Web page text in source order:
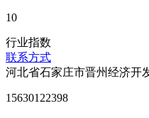
10
行业指数
联系方式
河北省石家庄市晋州经济开
15630122398